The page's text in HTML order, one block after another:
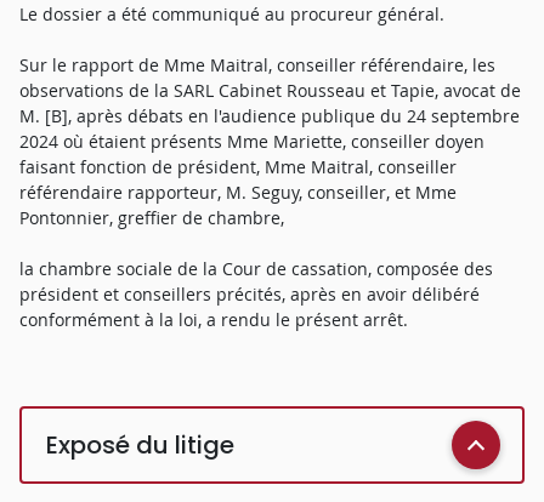
Le dossier a été communiqué au procureur général.
Sur le rapport de Mme Maitral, conseiller référendaire, les
observations de la SARL Cabinet Rousseau et Tapie, avocat de
M. [B], après débats en l'audience publique du 24 septembre
2024 où étaient présents Mme Mariette, conseiller doyen
faisant fonction de président, Mme Maitral, conseiller
référendaire rapporteur, M. Seguy, conseiller, et Mme
Pontonnier, greffier de chambre,
la chambre sociale de la Cour de cassation, composée des
président et conseillers précités, après en avoir délibéré
conformément à la loi, a rendu le présent arrêt.
Exposé du litige